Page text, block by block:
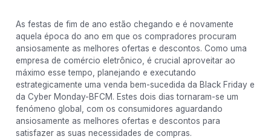
As festas de fim de ano estão chegando e é novamente
aquela época do ano em que os compradores procuram
ansiosamente as melhores ofertas e descontos. Como uma
empresa de comércio eletrônico, é crucial aproveitar ao
máximo esse tempo, planejando e executando
estrategicamente uma venda bem-sucedida da Black Friday e
da Cyber ​​​​Monday-BFCM. Estes dois dias tornaram-se um
fenómeno global, com os consumidores aguardando
ansiosamente as melhores ofertas e descontos para
satisfazer as suas necessidades de compras.